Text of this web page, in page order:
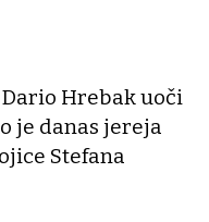
Hrebak uoči
je danas jereja
Stefana